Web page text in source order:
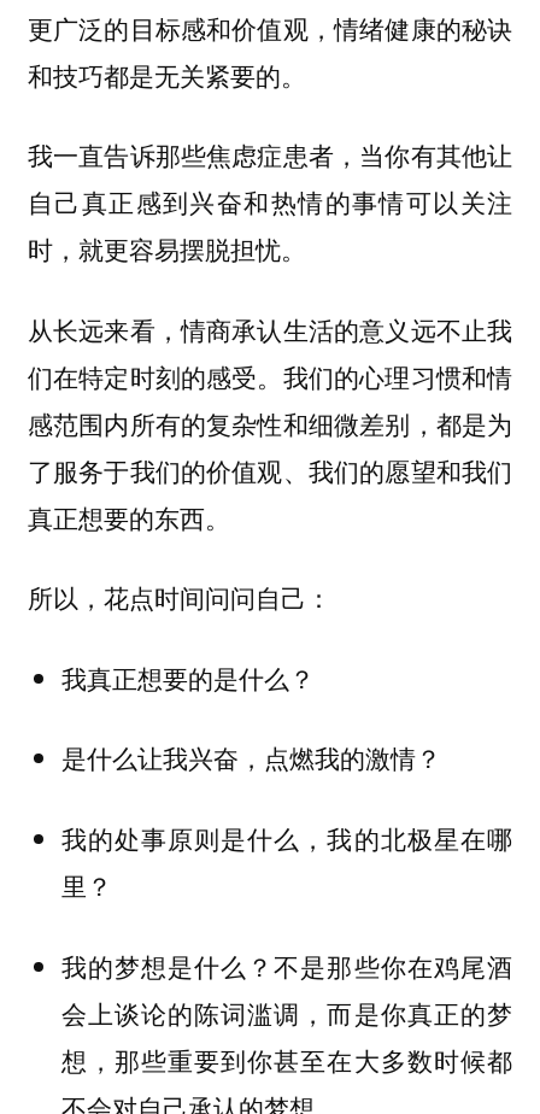
更广泛的目标感和价值观，情绪健康的秘诀
和技巧都是无关紧要的。
我一直告诉那些焦虑症患者，当你有其他让
自己真正感到兴奋和热情的事情可以关注
时，就更容易摆脱担忧。
从长远来看，情商承认生活的意义远不止我
们在特定时刻的感受。我们的心理习惯和情
感范围内所有的复杂性和细微差别，都是为
了服务于我们的价值观、我们的愿望和我们
真正想要的东西。
所以，花点时间问问自己：
我真正想要的是什么？
是什么让我兴奋，点燃我的激情？
我的处事原则是什么，我的北极星在哪
里？
我的梦想是什么？不是那些你在鸡尾酒
会上谈论的陈词滥调，而是你真正的梦
想，那些重要到你甚至在大多数时候都
不会对自己承认的梦想。